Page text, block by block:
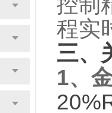
程实
三、
1、